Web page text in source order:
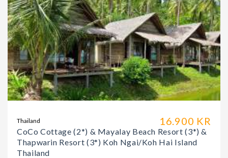
16.900 KR
Thailand
CoCo Cottage (2*) & Mayalay Beach Resort (3*) &
Thapwarin Resort (3*) Koh Ngai/Koh Hai Island
Thailand